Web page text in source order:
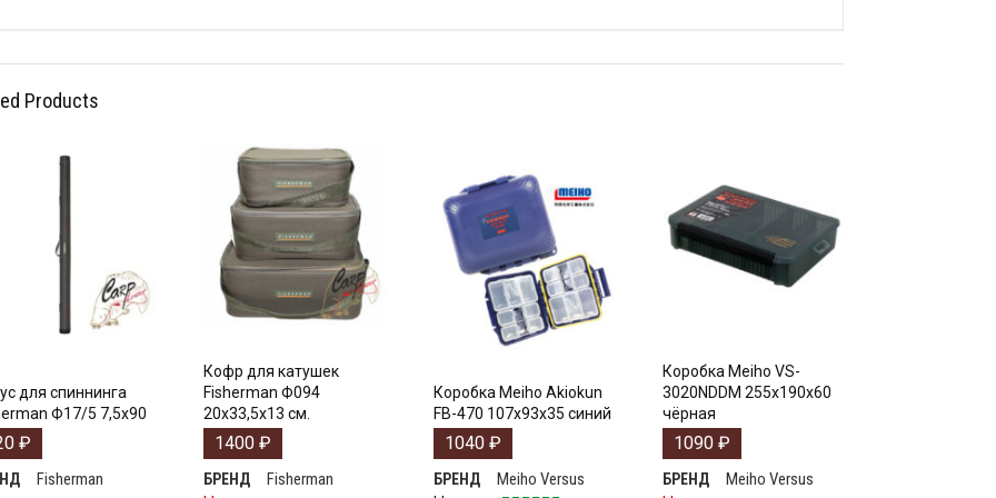
Products
для спиннинга
Ф17/5 7,5х90
₽
Fisherman
Кофр для катушек
Fisherman Ф094
20х33,5х13 см.
1400 ₽
БРЕНД
Fisherman
Коробка Meiho Akiokun
FB-470 107x93x35 синий
1040 ₽
БРЕНД
Meiho Versus
Коробка Meiho VS-
3020NDDM 255x190x60
чёрная
1090₽
БРЕНД
Meiho Versus